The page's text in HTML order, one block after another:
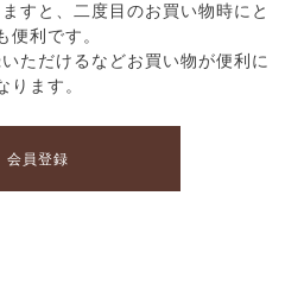
すと、二度目のお買い物時にと
便利です。
ただけるなどお買い物が便利に
ります。
会員登録